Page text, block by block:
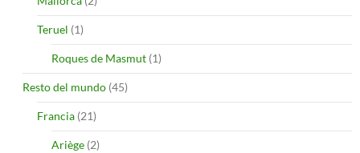
Teruel (1)
Roques de Masmut (1)
Resto del mundo (45)
Francia (21)
Ariège (2)